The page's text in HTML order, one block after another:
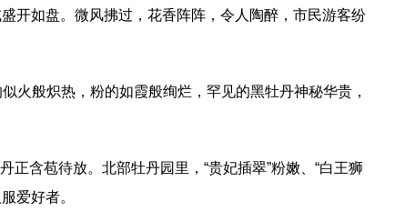
开如盘。微风拂过，花香阵阵，令人陶醉，市民游客纷
火般炽热，粉的如霞般绚烂，罕见的黑牡丹神秘华贵，
含苞待放。北部牡丹园里，“贵妃插翠”粉嫩、“白王狮
爱好者。